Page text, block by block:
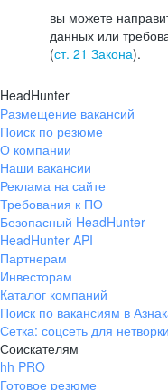
вы можете
данных или
(ст. 21 Закона).
HeadHunter
Размещение вакансий
Поиск по резюме
О компании
Наши вакансии
Реклама на сайте
Требования к ПО
Безопасный HeadHunter
HeadHunter API
Партнерам
Инвесторам
Каталог компаний
Поиск по вакансиям в
Сетка: соцсеть для
Соискателям
hh PRO
Готовое резюме